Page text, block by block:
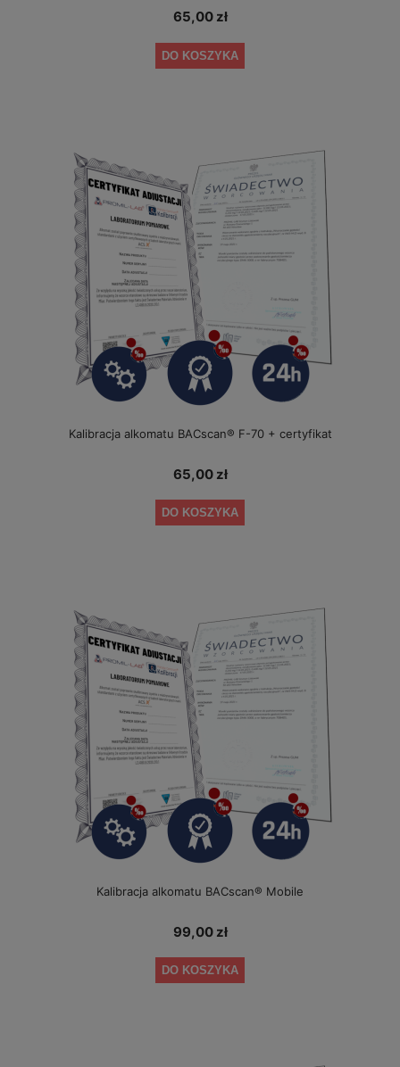
65,00 zł
DO KOSZYKA
Kalibracja alkomatu BACscan® F-70 + certyfikat
65,00 zł
DO KOSZYKA
Kalibracja alkomatu BACscan® Mobile
99,00 zł
DO KOSZYKA